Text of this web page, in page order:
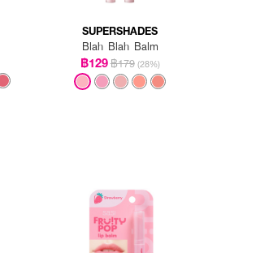
SUPERSHADES
Blah Blah Balm
฿129฿179 (28%)